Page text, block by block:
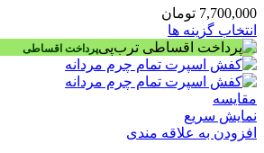
7,700,000 تومان
انتخاب گزینه ها
پرداخت اقساطی
مقايسه
نمایش سریع
افزودن به علاقه مندی